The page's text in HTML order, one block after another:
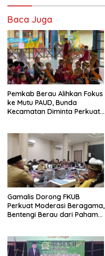
Baca Juga
Pemkab Berau Alihkan Fokus
ke Mutu PAUD, Bunda
Kecamatan Diminta Perkuat
Gamalis Dorong FKUB
Perkuat Moderasi Beragama,
Bentengi Berau dari Paham